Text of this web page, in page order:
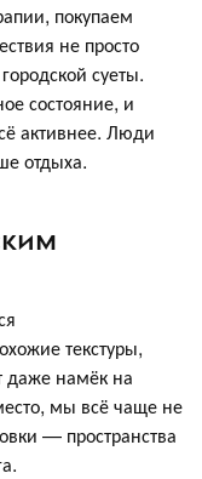
покупаем
не просто
суеты.
состояние, и
активнее. Люди
отдыха.
текстуры,
даже намёк на
мы всё чаще не
— пространства